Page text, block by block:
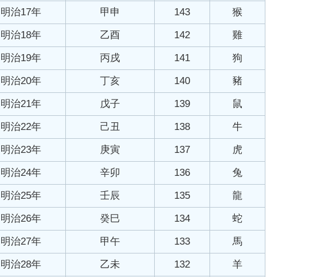
明治17年 甲申 143 猴
明治18年 乙酉 142 雞
明治19年 丙戌 141 狗
明治20年 丁亥 140 豬
明治21年 戊子 139 鼠
明治22年 己丑 138 牛
明治23年 庚寅 137 虎
明治24年 辛卯 136 兔
明治25年 壬辰 135 龍
明治26年 癸巳 134 蛇
明治27年 甲午 133 馬
明治28年 乙未 132 羊